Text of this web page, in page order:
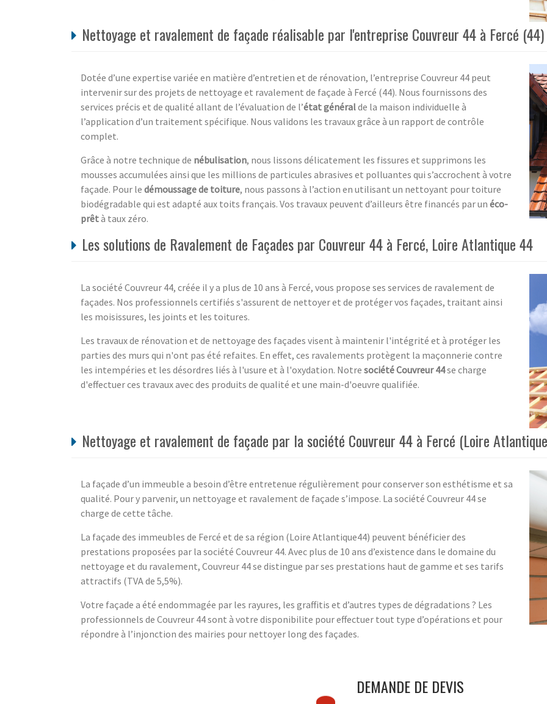
Nettoyage et ravalement de façade réalisable par l'entreprise Couvreur 44 à Fercé (44)
Dotée d’une expertise variée en matière d’entretien et de rénovation, l’entreprise Couvreur 44 peut
intervenir sur des projets de nettoyage et ravalement de façade à Fercé (44). Nous fournissons des
services précis et de qualité allant de l’évaluation de l’état généralde la maison individuelle à
l’application d’un traitement spécifique. Nous validons les travaux grâce à un rapport de contrôle
complet.
Grâce à notre technique de nébulisation, nous lissons délicatement les fissures et supprimons les
mousses accumulées ainsi que les millions de particules abrasives et polluantes qui s’accrochent à votre
façade. Pour le démoussage de toiture, nous passons à l’action en utilisant un nettoyant pour toiture
biodégradable qui est adapté aux toits français. Vos travaux peuvent d’ailleurs être financés par un éco-
prêtà taux zéro.
Les solutions de Ravalement de Façades par Couvreur 44 à Fercé, Loire Atlantique 44
La société Couvreur 44, créée il y a plus de 10 ans à Fercé, vous propose ses services de ravalement de
façades. Nos professionnels certifiés s'assurent de nettoyer et de protéger vos façades, traitant ainsi
les moisissures, les joints et les toitures.
Les travaux de rénovation et de nettoyage des façades visent à maintenir l'intégrité et à protéger les
parties des murs qui n'ont pas été refaites. En effet, ces ravalements protègent la maçonnerie contre
les intempéries et les désordres liés à l'usure et à l'oxydation. Notre société Couvreur 44se charge
d'effectuer ces travaux avec des produits de qualité et une main-d'oeuvre qualifiée.
Nettoyage et ravalement de façade par la société Couvreur 44 à Fercé (Loire
La façade d’un immeuble a besoin d’être entretenue régulièrement pour conserver son esthétisme et sa
qualité. Pour y parvenir, un nettoyage et ravalement de façade s’impose. La société Couvreur 44 se
charge de cette tâche.
La façade des immeubles de Fercé et de sa région (Loire Atlantique44) peuvent bénéficier des
prestations proposées par la société Couvreur 44. Avec plus de 10 ans d’existence dans le domaine du
nettoyage et du ravalement, Couvreur 44 se distingue par ses prestations haut de gamme et ses tarifs
attractifs (TVA de 5,5%).
Votre façade a été endommagée par les rayures, les graffitis et d’autres types de dégradations ? Les
professionnels de Couvreur 44 sont à votre disponibilite pour effectuer tout type d’opérations et pour
répondre à l’injonction des mairies pour nettoyer long des façades.
DEMANDE DE DEVIS